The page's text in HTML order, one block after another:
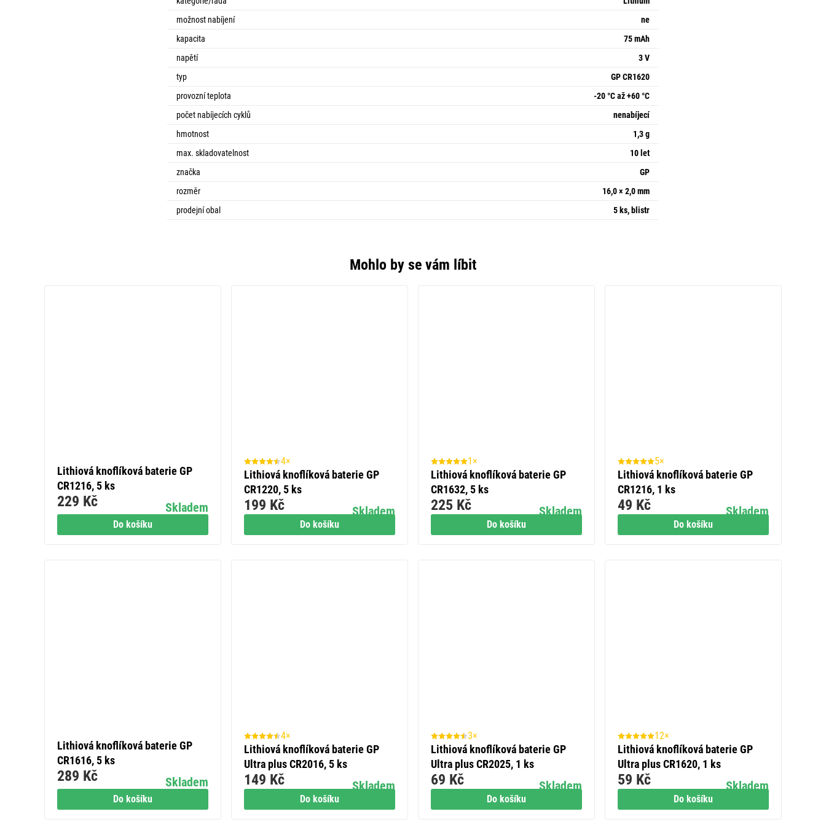
možnost nabíjení
ne
kapacita
75 mAh
napětí
3 V
typ
GP CR1620
provozní teplota
-20 °C až +60 °C
počet nabíjecích cyklů
nenabíjecí
hmotnost
1,3 g
max. skladovatelnost
10 let
značka
GP
rozměr
16,0 × 2,0 mm
prodejní obal
5 ks, blistr
Mohlo by se vám líbit
Do košíku
Lithiová knoflíková baterie GP
CR1216, 5 ks
Skladem
229 Kč
Do košíku
4×
Lithiová knoflíková baterie GP
CR1220, 5 ks
Skladem
199 Kč
Do košíku
1×
Lithiová knoflíková baterie GP
CR1632, 5 ks
Skladem
225 Kč
Do košíku
5×
Lithiová knoflíková baterie GP
CR1216, 1 ks
Skladem
49 Kč
Do košíku
Lithiová knoflíková baterie GP
CR1616, 5 ks
Skladem
289 Kč
Do košíku
4×
Lithiová knoflíková baterie GP
Ultra plus CR2016, 5 ks
Skladem
149 Kč
Do košíku
3×
Lithiová knoflíková baterie GP
Ultra plus CR2025, 1 ks
Skladem
69 Kč
Do košíku
12×
Lithiová knoflíková baterie GP
Ultra plus CR1620, 1 ks
Skladem
59 Kč